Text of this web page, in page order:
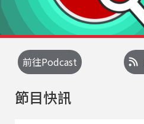
前往Podcast
節目快訊